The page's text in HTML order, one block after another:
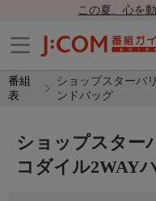
この夏、心を
番組
表
ショップスターバ
ンドバッグ
ショップスター
コダイル2WAY